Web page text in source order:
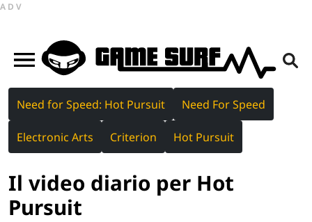
ADV
Need for Speed: Hot Pursuit Need For Speed
Electronic Arts Criterion Hot Pursuit
Il video diario per Hot
Pursuit